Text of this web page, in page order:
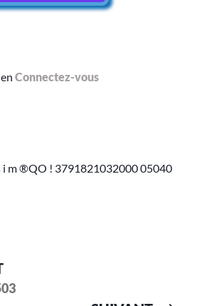
Connectez-vous
i m ®QO ! 3791821032000 05040